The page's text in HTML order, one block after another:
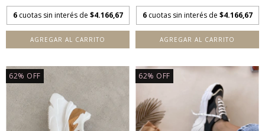
6 cuotas sin interés de $4.166,67
AGREGAR AL CARRITO
6 cuotas sin interés de $4.166,67
AGREGAR AL CARRITO
62% OFF 62% OFF